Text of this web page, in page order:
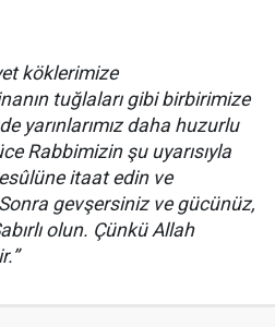
köklerimize
tuğlaları gibi birbirimize
yarınlarımız daha huzurlu
Rabbimizin şu uyarısıyla
itaat edin ve
gevşersiniz ve gücünüz,
olun. Çünkü Allah